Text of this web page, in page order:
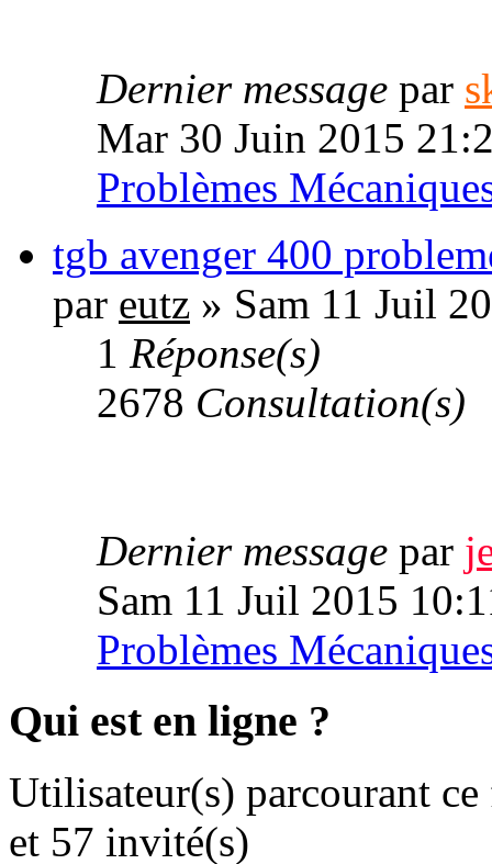
Dernier message par
Mar 30 Juin 2015
Problèmes
tgb avenger 400
par eutz » Sam 11 Juil
1 Réponse(s)
2678 Consultation(s)
Dernier message par
Sam 11 Juil 2015
Problèmes
Qui est en ligne ?
Utilisateur(s) parcourant
et 57 invité(s)